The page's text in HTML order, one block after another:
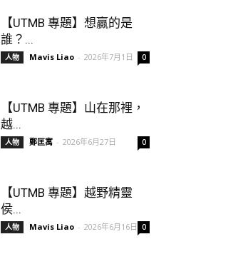
【UTMB 專題】想贏的是
誰？...
人物 Mavis Liao - 2026年7月1日 0
【UTMB 專題】山在那裡，
越...
人物 鄭匡寓 - 2026年6月27日 0
【UTMB 專題】越野精靈
侯...
人物 Mavis Liao - 2026年6月16日 0